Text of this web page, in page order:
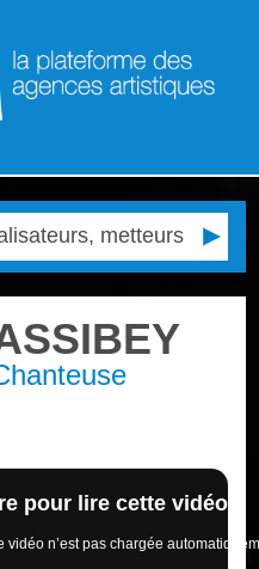
pour lire cette vidéo
vidéo n’est pas chargée